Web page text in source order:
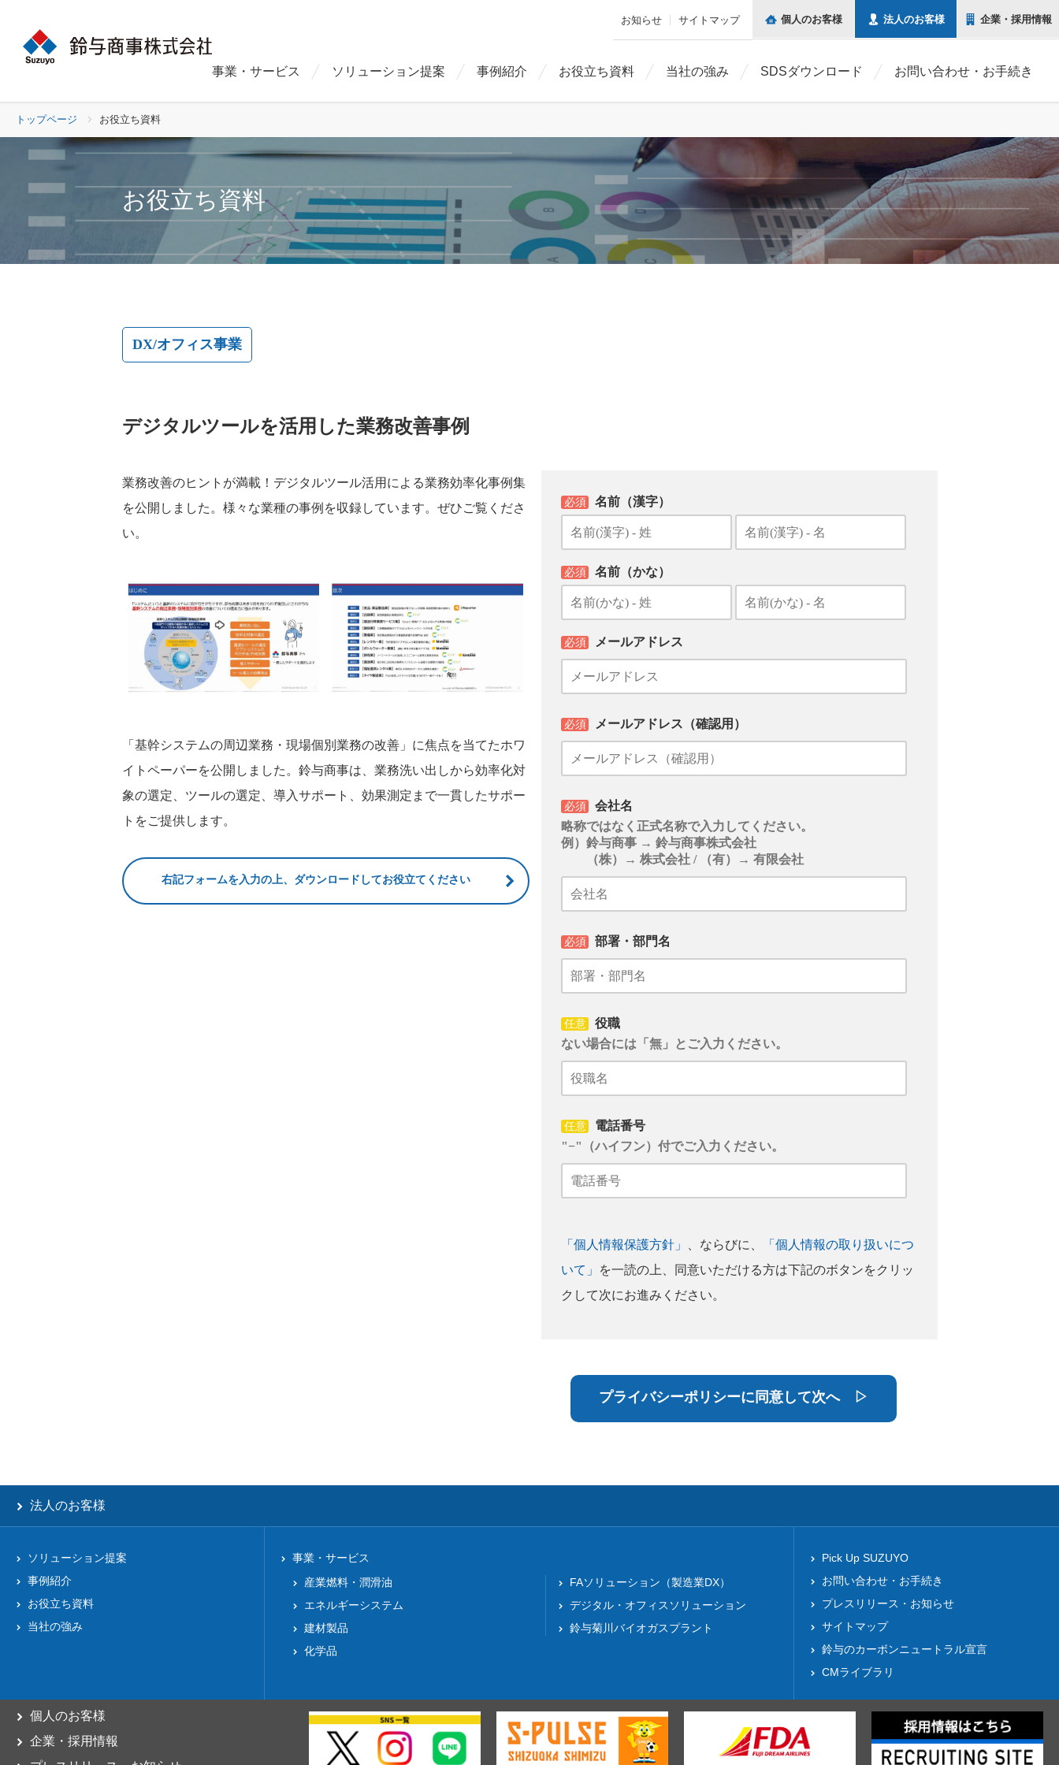
お知らせ サイトマップ 個人のお客様 法人のお客様 企業・ 採用情報
事業・サービス ソリューション提案 事例紹介 お役立ち資料 当社の強み SDSダウンロード お問い合わせ・お手続き
トップページ お役立ち資料
お役立ち資料
DX/オフィス事業
デジタルツールを活用した業務改善事例
業務改善のヒントが満載！デジタルツール活用による業務効率化事例集
を公開しました。様々な業種の事例を収録しています。ぜひご覧くださ
い。
「基幹システムの周辺業務・現場個別業務の改善」に焦点を当てたホワ
イトペーパーを公開しました。鈴与商事は、業務洗い出しから効率化対
象の選定、ツールの選定、導入サポート、効果測定まで一貫したサポー
トをご提供します。
右記フォームを入力の上、ダウンロードしてお役立てください
必須 名前（漢字）
必須 名前（かな）
必須 メールアドレス
必須 メールアドレス（確認用）
必須
会社名
略称ではなく正式名称で入力してください。
例）鈴与商事 → 鈴与商事株式会社
（株）→ 株式会社 / （有）→ 有限会社
必須 部署・部門名
任意
役職
ない場合には「無」とご入力ください。
任意
電話番号
"−"（ハイフン）付でご入力ください。
「個人情報保護方針」 、ならびに、
「個人情報の取り扱いにつ
いて」
を一読の上、同意いただける方は下記のボタンをクリッ
クして次にお進みください。
法人のお客様
ソリューション提案
事例紹介
お役立ち資料
当社の強み
事業・サービス
産業燃料・潤滑油
エネルギーシステム
建材製品
化学品
FAソリューション（製造業DX）
デジタル・オフィスソリューション
鈴与菊川バイオガスプラント
Pick Up SUZUYO
お問い合わせ・お手続き
プレスリリース・お知らせ
サイトマップ
鈴与のカーボンニュートラル宣言
CMライブラリ
個人のお客様
企業・採用情報